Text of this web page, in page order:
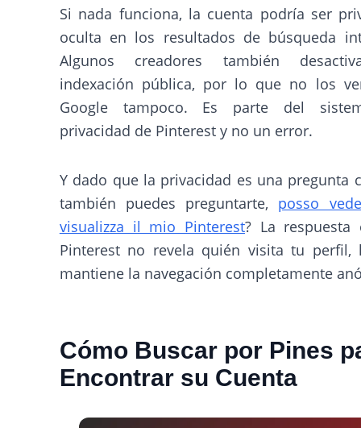
Si nada funciona, la cuenta podría ser
oculta en los resultados de búsqueda
Algunos creadores también
indexación pública, por lo que no los
Google tampoco. Es parte del
privacidad de Pinterest y no un error.
Y dado que la privacidad es una pregunta
también puedes preguntarte, posso
visualizza il mio Pinterest? La respuesta
Pinterest no revela quién visita tu perfil,
mantiene la navegación completamente
Cómo Buscar por Pines
Encontrar su Cuenta